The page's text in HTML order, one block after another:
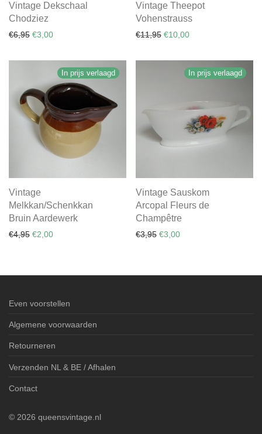
Vintage Dekschaal
Chodziez
€6,95 Oorspronkelijke prijs was: €6,95.
€3,00Huidige prijs is: €3,00.
Vintage Theepot
Vohenstrauss
€11,95 Oorspronkelijke prijs was:
€10,00Huidige prijs is:
In prijs verlaagd
Vintage
Melkkan/Schenkkan
Bruin Aardewerk
€4,95 Oorspronkelijke prijs was: €4,95.
€2,00Huidige prijs is: €2,00.
In prijs verlaagd
Vintage Sauskom
Arcopal Fleurs de
Champêtre
€3,95 Oorspronkelijke prijs was:
€3,00Huidige prijs is: €3,00.
Even voorstellen
Algemene voorwaarden
Retourneren
Verzenden NL & BE / Afhalen
Contact
© 2026 queensvintage.nl